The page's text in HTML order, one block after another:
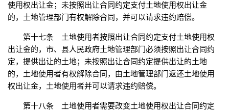
使用权出让金；未按照出让合同约定支付土地使用权出让金
的，土地管理部门有权解除合同，并可以请求违约赔偿。
第十七条 土地使用者按照出让合同约定支付土地使用权
出让金的，市、县人民政府土地管理部门必须按照出让合同约
定，提供出让的土地；未按照出让合同约定提供出让的土地
的，土地使用者有权解除合同，由土地管理部门返还土地使用
权出让金，土地使用者并可以请求违约赔偿。
第十八条 土地使用者需要改变土地使用权出让合同约定